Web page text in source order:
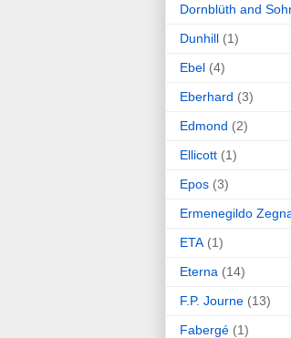
Dornblüth and
Dunhill (1)
Ebel (4)
Eberhard (3)
Edmond (2)
Ellicott (1)
Epos (3)
Ermenegildo
ETA (1)
Eterna (14)
F.P. Journe (13)
Fabergé (1)